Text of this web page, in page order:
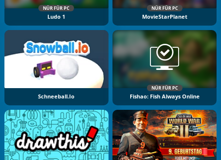
NÜR FÜR PC
Ludo 1
NÜR FÜR PC
MovieStarPlanet
Schneeball.io
NÜR FÜR PC
Fishao: Fish Always Online